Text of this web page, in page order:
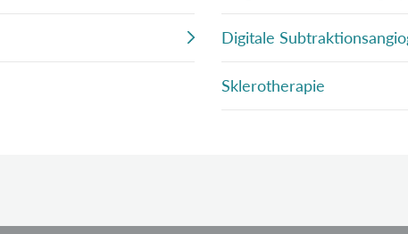
Digitale
Sklerotherapie